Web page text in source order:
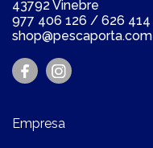
43792 Vinebre
977 406 126 / 626
shop@pescaporta.com
Empresa